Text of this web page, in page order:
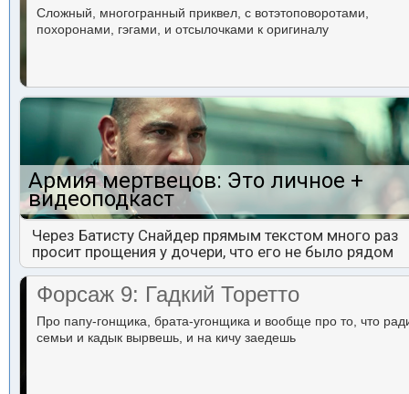
Сложный, многогранный приквел, с вотэтоповоротами,
похоронами, гэгами, и отсылочками к оригиналу
Армия мертвецов: Это личное +
видеоподкаст
Через Батисту Снайдер прямым текстом много раз
просит прощения у дочери, что его не было рядом
Форсаж 9: Гадкий Торетто
Про папу-гонщика, брата-угонщика и вообще про то, что
семьи и кадык вырвешь, и на кичу заедешь